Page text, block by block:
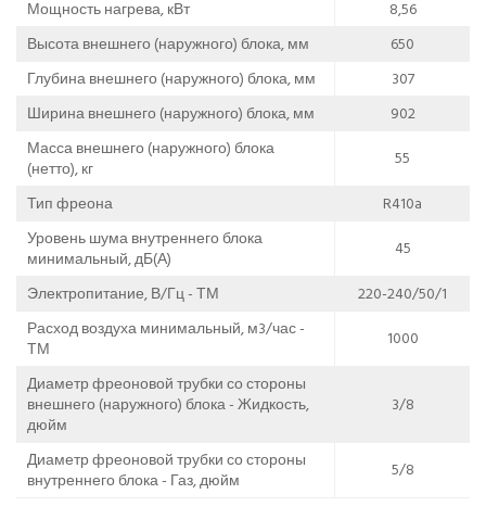
Мощность нагрева, кВт
8,56
Высота внешнего (наружного) блока, мм
650
Глубина внешнего (наружного) блока, мм
307
Ширина внешнего (наружного) блока, мм
902
Масса внешнего (наружного) блока
(нетто), кг
55
Тип фреона
R410a
Уровень шума внутреннего блока
минимальный, дБ(А)
45
Электропитание, В/Гц - ТМ
220-240/50/1
Расход воздуха минимальный, м3/час -
ТМ
1000
Диаметр фреоновой трубки со стороны
внешнего (наружного) блока - Жидкость,
дюйм
3/8
Диаметр фреоновой трубки со стороны
внутреннего блока - Газ, дюйм
5/8